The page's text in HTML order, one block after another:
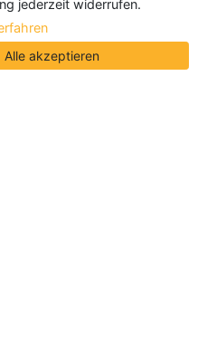
jederzeit widerrufen.
Alle akzeptieren